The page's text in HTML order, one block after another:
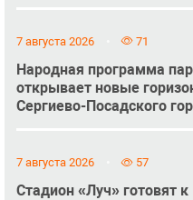
7 августа 2026 71
Народная программа
открывает новые
Сергиево-Посадского
7 августа 2026 57
Стадион «Луч» готовят